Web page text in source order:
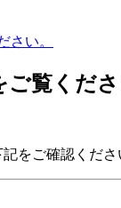
さい。
覧くださ
をご確認くださ